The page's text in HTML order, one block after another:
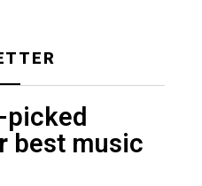
picked
best music